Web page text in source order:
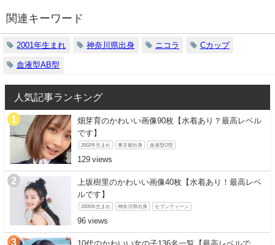
関連キーワード
2001年生まれ 神奈川県出身 ニコラ Cカップ
血液型AB型
人気記事ランキング
畑芽育のかわいい画像90枚【水着あり？最高レベル
です】
2002年生まれ 東京都出身 血液型O型
129
上坂樹里のかわいい画像40枚【水着あり！最高レベ
ルです】
2005年生まれ 神奈川県出身 セブンティーン
96